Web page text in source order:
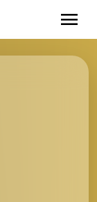
menu